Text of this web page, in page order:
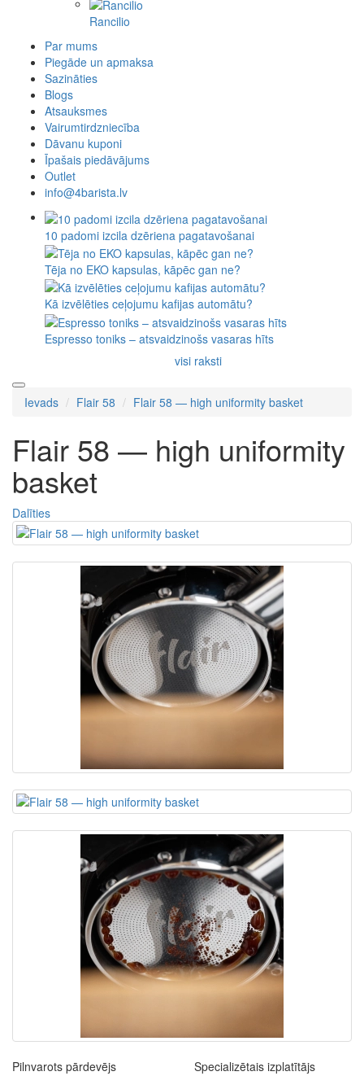
Rancilio
Par mums
Piegāde un apmaksa
Sazināties
Blogs
Atsauksmes
Vairumtirdzniecība
Dāvanu kuponi
Īpašais piedāvājums
Outlet
info@4barista.lv
10 padomi izcila dzēriena pagatavošanai
Tēja no EKO kapsulas, kāpēc gan ne?
Kā izvēlēties ceļojumu kafijas automātu?
Espresso toniks – atsvaidzinošs vasaras hīts
visi raksti
Ievads Flair 58 Flair 58 — high uniformity basket
Flair 58 — high uniformity
basket
Dalīties
Pilnvarots pārdevējs
Specializētais izplatītājs